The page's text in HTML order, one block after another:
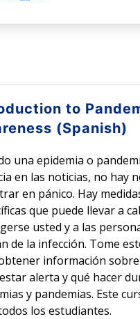
to
(Spanish)
una epidemia o
en las noticias, no hay
en pánico. Hay
que puede llevar a
usted y a las
de la infección. Tome
información sobre
alerta y qué hacer
y pandemias. Este
los estudiantes.